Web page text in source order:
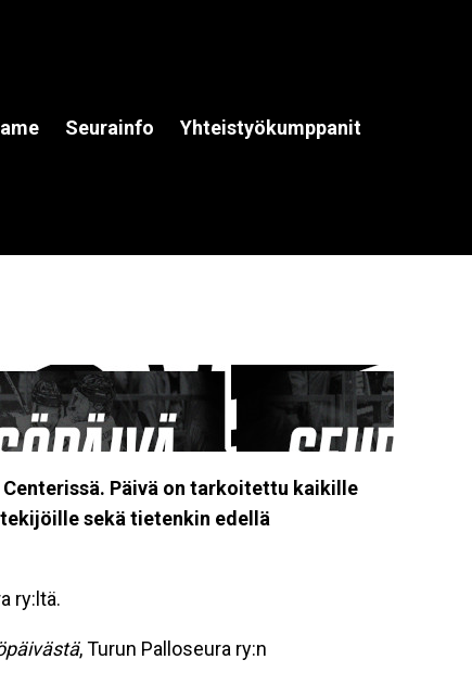
Seurainfo Yhteistyökumppanit
Päivä on tarkoitettu kaikille
sekä tietenkin edellä
ry:ltä.
, Turun Palloseura ry:n